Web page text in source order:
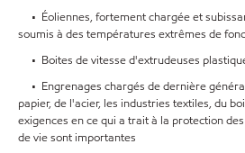
• Éoliennes, fortement chargée et
soumis à des températures extrêmes de
• Boites de vitesse d'extrudeuses
• Engrenages chargés de dernière
papier, de l'acier, les industries textiles, du
exigences en ce qui a trait à la protection
de vie sont importantes